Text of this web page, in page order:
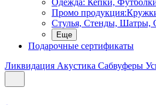
Одежда: Кепки,
Промо
Стулья, Стенды, Шатры,
Еще
Подарочные сертификаты
Ликвидация Акустика Сабвуферы